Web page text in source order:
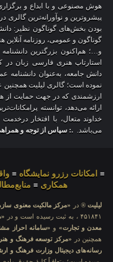
هوش مصنوعی و با ابداع و
پیشروترین و نوآورانه‌ترین گالری
بودن بخش‌های گوناگون نظیر:
گوناگون و عمومی، روزنامه آنلاین
و…؛ هم‌اکنون بزرگترین
استارتاپ هنری فارسی زبان در
دانش جامعه، به‌عنوان دانشنامه
نموده است؛ گالری لیلیت همچنین
ارزشمندی که در جهت حمایت از
ارائه می‌دهد، توانسته
خداوند متعال، با افتخار
می‌باشد. .: سپاس از توجه و
≡ امکانات رزرو نمایشگاه ≡
همکاری ≡
لیلیت® در «مرکز مالکیت معنوی
۴۵۱۸۴۱ ، به ثبت رسیده است و در
معدن و تجارت» و «سامانه احراز
همچنین در
«مرکز توسعه فرهنگ و
رسانه‌های دیجیتال وزارت فرهنگ و